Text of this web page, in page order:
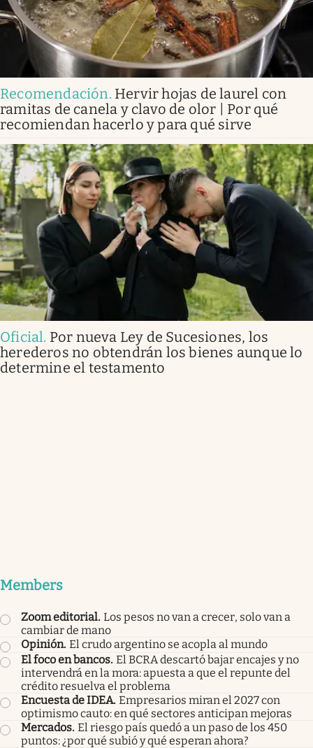
Recomendación. Hervir hojas de laurel con
ramitas de canela y clavo de olor | Por qué
recomiendan hacerlo y para qué sirve
Oficial. Por nueva Ley de Sucesiones, los
herederos no obtendrán los bienes aunque lo
determine el testamento
Members
Zoom editorial. Los pesos no van a crecer, solo van a
cambiar de mano
Opinión. El crudo argentino se acopla al mundo
El foco en bancos. El BCRA descartó bajar encajes y no
intervendrá en la mora: apuesta a que el repunte del
crédito resuelva el problema
Encuesta de IDEA. Empresarios miran el 2027 con
optimismo cauto: en qué sectores anticipan mejoras
Mercados. El riesgo país quedó a un paso de los 450
puntos: ¿por qué subió y qué esperan ahora?